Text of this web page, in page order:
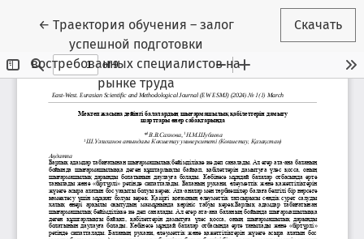
← Вернуться к Подробностям о статье
Траектория обучения – залог
успешной подготовки
востребованных специалистов на
рынке труда
Скачать